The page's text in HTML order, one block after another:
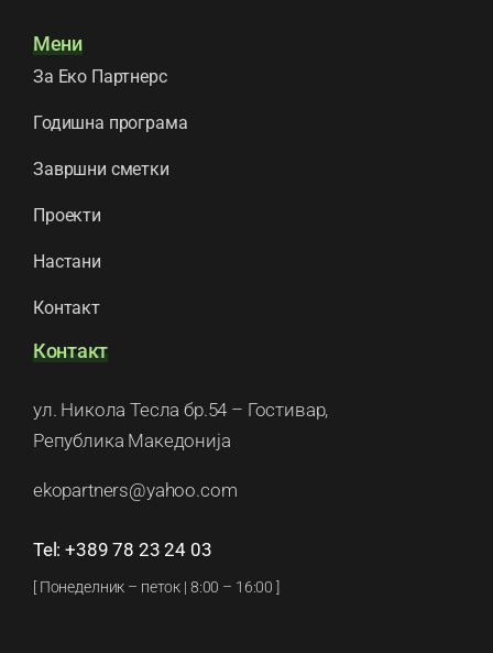
Годишна програма
Завршни сметки
Проекти
Настани
Контакт
Контакт
ул. Никола Тесла бр.54 – Гостивар,
ekopartners@yahoo.com
Tel: +389 78 23 24 03